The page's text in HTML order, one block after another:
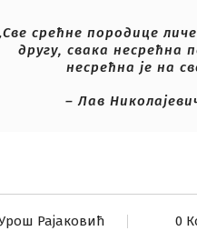
срећне породице
другу, свака несрећна
несрећна је на
– Лав
више
Рајаковић 0